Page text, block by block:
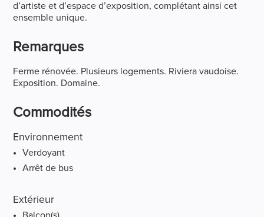
d’artiste et d’espace d’exposition, complétant ainsi cet
ensemble unique.
Remarques
Ferme rénovée. Plusieurs logements. Riviera vaudoise.
Exposition. Domaine.
Commodités
Environnement
Verdoyant
Arrêt de bus
Extérieur